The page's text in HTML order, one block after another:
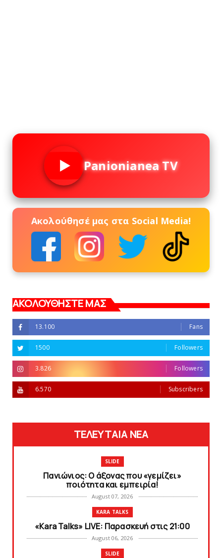
Panionianea TV
Ακολούθησέ μας στα Social Media!
ΑΚΟΛΟΥΘΗΣΤΕ ΜΑΣ
13.100 Fans
1500 Followers
3.826 Followers
6.570 Subscribers
ΤΕΛΕΥΤΑΙΑ ΝΕΑ
SLIDE
Πανιώνιος: O άξονας που «γεμίζει»
ποιότητα και εμπειρία!
August 07, 2026
KARA TALKS
«Kara Talks» LIVE: Παρασκευή στις 21:00
August 06, 2026
SLIDE